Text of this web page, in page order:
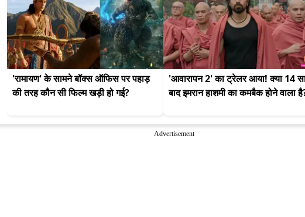
'रामायण' के सामने बॉक्स ऑफिस पर पहाड़
की तरह कौन सी फिल्म खड़ी हो गई?
'आवारापन 2' का ट्रेलर आया! क्या 14
बाद इमरान हाशमी का कमबैक होने वाला
Advertisement